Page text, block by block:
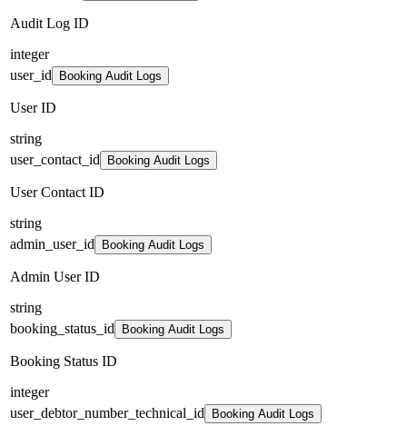
Audit Log ID
integer
user_id
Booking Audit Logs
User ID
string
user_contact_id
Booking Audit Logs
User Contact ID
string
admin_user_id
Booking Audit Logs
Admin User ID
string
booking_status_id
Booking Audit Logs
Booking Status ID
integer
user_debtor_number_technical_id
Booking Audit Logs